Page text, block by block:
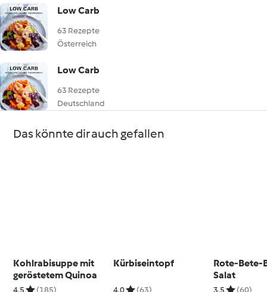
Low Carb
63 Rezepte
Österreich
Low Carb
63 Rezepte
Deutschland
Das könnte dir auch gefallen
Kohlrabisuppe mit
geröstetem Quinoa
4.5 (185)
Kürbiseintopf
4.0 (63)
Rote-Bete-
Salat
3.5 (60)